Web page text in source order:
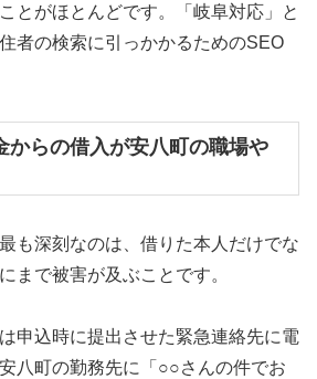
とがほとんどです。「岐阜対応」と
者の検索に引っかかるためのSEO
からの借入が安八町の職場や
も深刻なのは、借りた本人だけでな
まで被害が及ぶことです。
申込時に提出させた緊急連絡先に電
八町の勤務先に「○○さんの件でお